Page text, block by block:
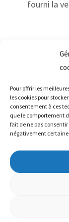
Pour offrir les
les cookies pour
consentement à ces
que le comportement
fait de ne pas
négativement
fourni la
Info